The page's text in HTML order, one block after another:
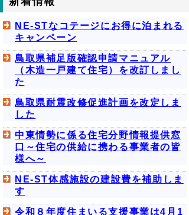
NE-STなコテージにお得に泊まれる
キャンペーン
鳥取県補足版確認申請マニュアル
（木造一戸建て住宅）を改訂しまし
た
鳥取県耐震改修促進計画を改定しま
した
中東情勢に係る住宅分野情報提供窓
口～住宅の供給に携わる事業者の皆
様へ～
NE-ST体感施設の建設費を補助しま
す
令和８年度住まいる支援事業は4月1